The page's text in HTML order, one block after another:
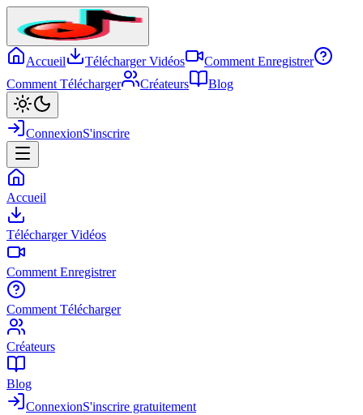
Accueil Télécharger Vidéos
Comment Enregistrer
Comment Télécharger
Créateurs Blog
ConnexionS'inscrire
Accueil
Télécharger Vidéos
Comment Enregistrer
Comment Télécharger
Créateurs
Blog
ConnexionS'inscrire gratuitement